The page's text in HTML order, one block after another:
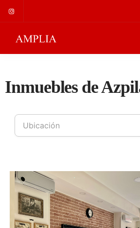
Inmuebles de